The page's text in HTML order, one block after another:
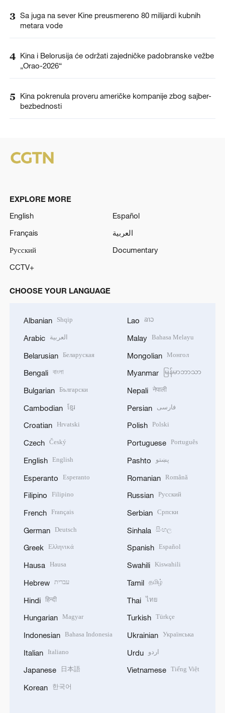
3 Sa juga na sever Kine preusmereno 80 milijardi kubnih
metara vode
4 Kina i Belorusija će održati zajedničke padobranske vežbe
„Orao-2026“
5
Kina pokrenula proveru američke kompanije zbog sajber-
bezbednosti
EXPLORE MORE
English
Español
Français
العربية
Русский
Documentary
CCTV+
CHOOSE YOUR LANGUAGE
Albanian Shqip
Arabic العربية
Belarusian Беларуская
Bengali বাংলা
Bulgarian Български
Cambodian ខ្មែរ
Croatian Hrvatski
Czech Český
English English
Esperanto Esperanto
Filipino Filipino
French Français
German Deutsch
Greek Ελληνικά
Hausa Hausa
Hebrew עברית
Hindi हिन्दी
Hungarian Magyar
Indonesian Bahasa Indonesia
Italian Italiano
Japanese 日本語
Korean 한국어
Lao ລາວ
Malay Bahasa Melayu
Mongolian Монгол
Myanmar မြန်မာဘာသာ
Nepali नेपाली
Persian فارسی
Polish Polski
Portuguese Português
Pashto پښتو
Romanian Română
Russian Русский
Serbian Српски
Sinhala සිංහල
Spanish Español
Swahili Kiswahili
Tamil தமிழ்
Thai ไทย
Turkish Türkçe
Ukrainian Українська
Urdu اردو
Vietnamese Tiếng Việt